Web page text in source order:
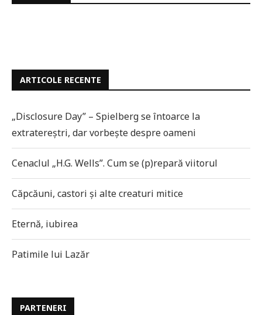
ARTICOLE RECENTE
„Disclosure Day” – Spielberg se întoarce la
extratereștri, dar vorbește despre oameni
Cenaclul „H.G. Wells”. Cum se (p)repară viitorul
Căpcăuni, castori și alte creaturi mitice
Eternă, iubirea
Patimile lui Lazăr
PARTENERI